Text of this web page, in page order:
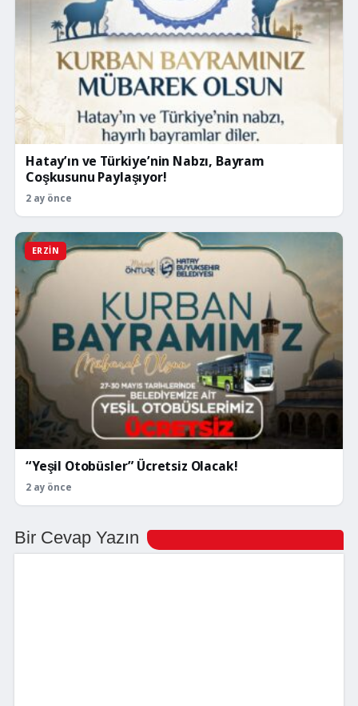
Hatay’ın ve Türkiye’nin Nabzı, Bayram
Coşkusunu Paylaşıyor!
2 ay önce
ERZIN
“Yeşil Otobüsler” Ücretsiz Olacak!
2 ay önce
Bir Cevap Yazın